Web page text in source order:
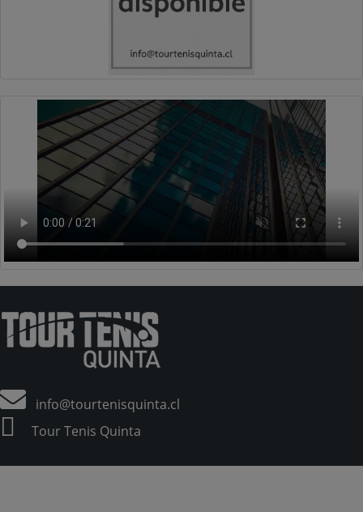
info@tourtenisquinta.cl
Tour Tenis Quinta